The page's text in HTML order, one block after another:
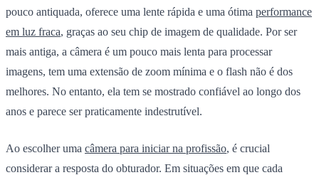
pouco antiquada, oferece uma lente rápida e uma ótima performance
em luz fraca, graças ao seu chip de imagem de qualidade. Por ser
mais antiga, a câmera é um pouco mais lenta para processar
imagens, tem uma extensão de zoom mínima e o flash não é dos
melhores. No entanto, ela tem se mostrado confiável ao longo dos
anos e parece ser praticamente indestrutível.
Ao escolher uma câmera para iniciar na profissão, é crucial
considerar a resposta do obturador. Em situações em que cada